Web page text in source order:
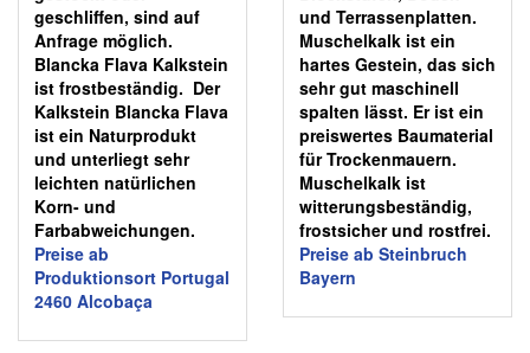
geschliffen, sind auf
Anfrage möglich.
Blancka Flava Kalkstein
ist frostbeständig. Der
Kalkstein Blancka Flava
ist ein Naturprodukt
und unterliegt sehr
leichten natürlichen
Korn- und
Farbabweichungen.
Preise ab
Produktionsort Portugal
2460 Alcobaça
und Terrassenplatten.
Muschelkalk ist ein
hartes Gestein, das sich
sehr gut maschinell
spalten lässt. Er ist ein
preiswertes Baumaterial
für Trockenmauern.
Muschelkalk ist
witterungsbeständig,
frostsicher und rostfrei.
Preise ab Steinbruch
Bayern